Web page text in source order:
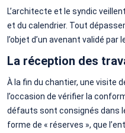
L’architecte et le syndic
et du calendrier. Tout
l’objet d’un avenant validé par
La réception des
À la fin du chantier, une visite
l’occasion de vérifier la
défauts sont consignés dans
forme de « réserves », que